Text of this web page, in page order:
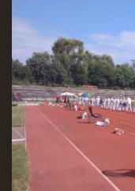
VÝSLEDKY ZÁVODŮ
ČESKÝ POHÁR A
REPREZENTACE